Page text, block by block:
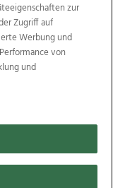
Wimmer
Ischler Woche
OÖN Immobilien
Galerien
& Co KG
zur
Zugriff auf
Werbung und
von
und